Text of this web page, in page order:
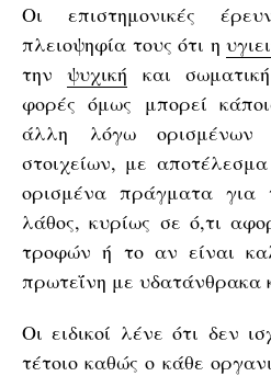
Οι επιστημονικές
πλειοψηφία τους ότι η
τηνψυχική και
φορές όμως μπορεί
άλλη λόγω
στοιχείων, με
ορισμένα πράγματα για
λάθος, κυρίως σε ό,τι
τροφών ή το αν είναι
πρωτεΐνη με υδατάνθρακα
Οι ειδικοί λένε ότι δεν
τέτοιο καθώς ο κάθε